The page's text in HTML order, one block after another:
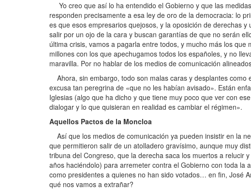
Yo creo que así lo ha entendido el Gobierno y que las
responden precisamente a esa ley de oro de la democracia: lo
es que esos empresarios quejosos, y la oposición de derechas
salir por un ojo de la cara y buscan garantías de que no serán
última crisis, vamos a pagarla entre todos, y mucho más los
millones con los que apechugamos todos los españoles, y no
maravilla. Por no hablar de los medios de comunicación
Ahora, sin embargo, todo son malas caras y desplantes como
excusa tan peregrina de «que no les habían avisado». Están
Iglesias (algo que ha dicho y que tiene muy poco que ver con
dialogar y lo que quisieran en realidad es cambiar el régimen».
Aquellos Pactos de la Moncloa
Así que los medios de comunicación ya pueden insistir en la
que permitieron salir de un atolladero gravísimo, aunque muy
tribuna del Congreso, que la derecha saca los muertos a relucir
años haciéndolo) para arremeter contra el Gobierno con toda
como presidentes a quienes no han sido votados… en fin, José
qué nos vamos a extrañar?